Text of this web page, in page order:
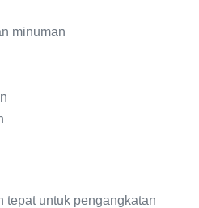
minuman
tepat untuk pengangkatan